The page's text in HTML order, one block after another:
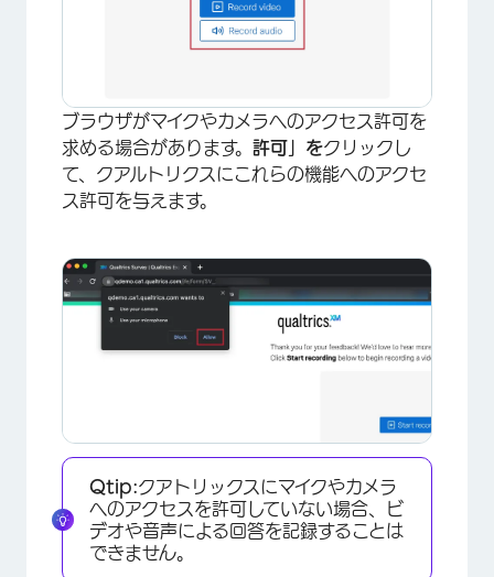
ブラウザがマイクやカメラへのアクセス許可を
求める場合があります。 許可」をクリックし
て、クアルトリクスにこれらの機能へのアクセ
ス許可を与えます。
Qtip:クアトリックスにマイクやカメラ
へのアクセスを許可していない場合、ビ
デオや音声による回答を記録することは
できません。